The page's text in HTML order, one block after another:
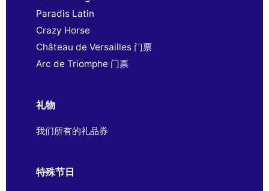
Paradis Latin
Crazy Horse
Château de Versailles 门票
Arc de Triomphe 门票
礼物
我们所有的礼品券
特殊节日